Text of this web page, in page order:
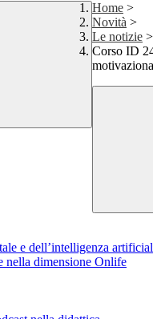
Home >
Novità >
Le notizie >
Corso ID
e dell’intelligenza
nella dimensione Onlife